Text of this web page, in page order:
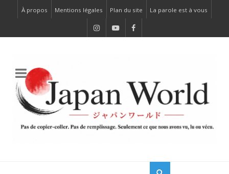
À propos Mentions légales Plan du site La parole est à vous